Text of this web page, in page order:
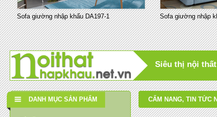
Sofa giường nhập khẩu DA197-1 Sofa giường nhập
Siêu thị nội
DANH MỤC SẢN PHẨM CẨM NANG, TIN TỨC